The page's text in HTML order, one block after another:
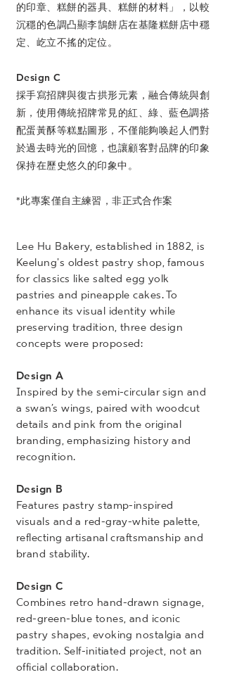
的印章、糕餅的器具、糕餅的材料」，以較
沉穩的色調凸顯李鵠餅店在基隆糕餅店中穩
定、屹立不搖的定位。
Design C
採手寫招牌與復古拱形元素，融合傳統與創
新，使用傳統招牌常見的紅、綠、藍色調搭
配蛋黃酥等糕點圖形，不僅能夠唤起人們對
於過去時光的回憶，也讓顧客對品牌的印象
保持在歷史悠久的印象中。
*此專案僅自主練習，非正式合作案
Lee Hu Bakery, established in 1882, is
Keelung's oldest pastry shop, famous
for classics like salted egg yolk
pastries and pineapple cakes. To
enhance its visual identity while
preserving tradition, three design
concepts were proposed:
Design A
Inspired by the semi-circular sign and
a swan’s wings, paired with woodcut
details and pink from the original
branding, emphasizing history and
recognition.
Design B
Features pastry stamp-inspired
visuals and a red-gray-white palette,
reflecting artisanal craftsmanship and
brand stability.
Design C
Combines retro hand-drawn signage,
red-green-blue tones, and iconic
pastry shapes, evoking nostalgia and
tradition. Self-initiated project, not an
official collaboration.